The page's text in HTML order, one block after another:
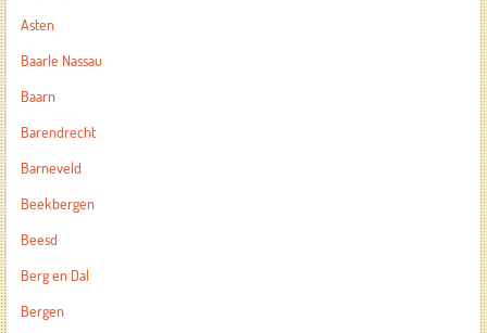
Asten
Baarle Nassau
Baarn
Barendrecht
Barneveld
Beekbergen
Beesd
Berg en Dal
Bergen